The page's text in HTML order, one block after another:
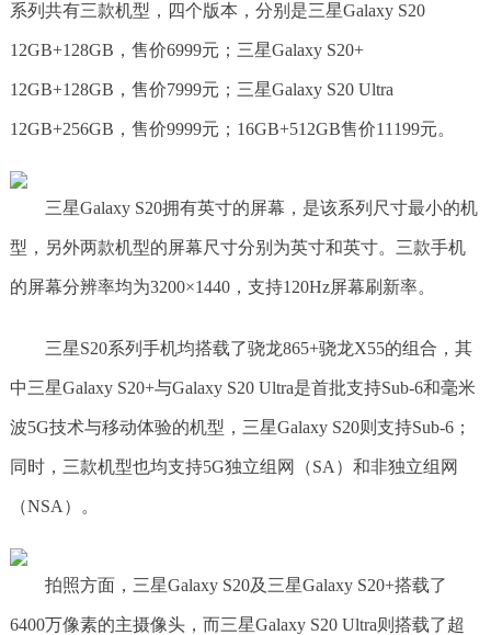
系列共有三款机型，四个版本，分别是三星Galaxy S20
12GB+128GB，售价6999元；三星Galaxy S20+
12GB+128GB，售价7999元；三星Galaxy S20 Ultra
12GB+256GB，售价9999元；16GB+512GB售价11199元。
三星Galaxy S20拥有英寸的屏幕，是该系列尺寸最小的机
型，另外两款机型的屏幕尺寸分别为英寸和英寸。三款手机
的屏幕分辨率均为3200×1440，支持120Hz屏幕刷新率。
三星S20系列手机均搭载了骁龙865+骁龙X55的组合，其
中三星Galaxy S20+与Galaxy S20 Ultra是首批支持Sub-6和毫米
波5G技术与移动体验的机型，三星Galaxy S20则支持Sub-6；
同时，三款机型也均支持5G独立组网（SA）和非独立组网
（NSA）。
拍照方面，三星Galaxy S20及三星Galaxy S20+搭载了
6400万像素的主摄像头，而三星Galaxy S20 Ultra则搭载了超